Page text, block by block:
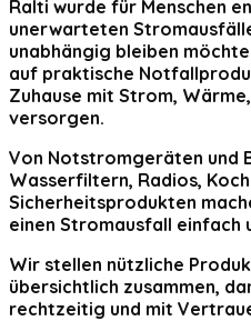
Ralti wurde für Menschen
unerwarteten
unabhängig bleiben
auf praktische
Zuhause mit Strom,
versorgen.
Von Notstromgeräten und
Wasserfiltern, Radios,
Sicherheitsprodukten
einen Stromausfall einfach
Wir stellen nützliche
übersichtlich zusammen,
rechtzeitig und mit